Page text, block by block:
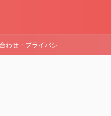
わせ・プライバシ